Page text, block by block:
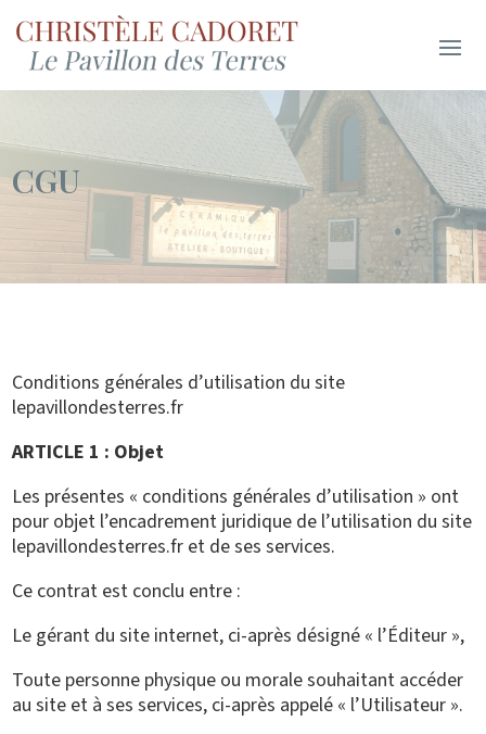
CGU
Conditions générales d’utilisation du site
lepavillondesterres.fr
ARTICLE 1 : Objet
Les présentes « conditions générales d’utilisation » ont
pour objet l’encadrement juridique de l’utilisation du site
lepavillondesterres.fr et de ses services.
Ce contrat est conclu entre :
Le gérant du site internet, ci-après désigné « l’Éditeur »,
Toute personne physique ou morale souhaitant accéder
au site et à ses services, ci-après appelé « l’Utilisateur ».